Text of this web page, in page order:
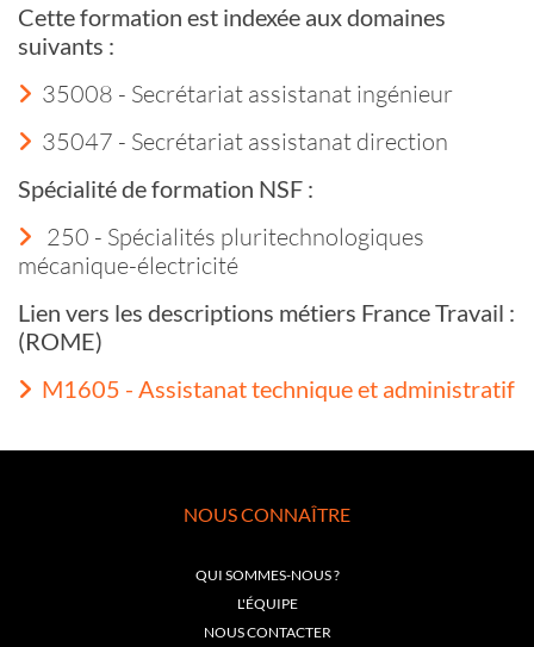
Cette formation est indexée aux domaines
suivants :
35008 - Secrétariat assistanat ingénieur
35047 - Secrétariat assistanat direction
Spécialité de formation NSF :
250 - Spécialités pluritechnologiques
mécanique-électricité
Lien vers les descriptions métiers France Travail :
(ROME)
M1605 - Assistanat technique et administratif
NOUS CONNAÎTRE
QUI SOMMES-NOUS ?
L'ÉQUIPE
NOUS CONTACTER